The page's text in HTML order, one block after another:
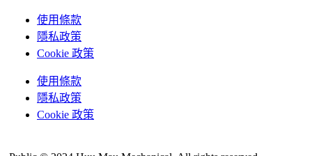
使用條款
隱私政策
Cookie 政策
使用條款
隱私政策
Cookie 政策